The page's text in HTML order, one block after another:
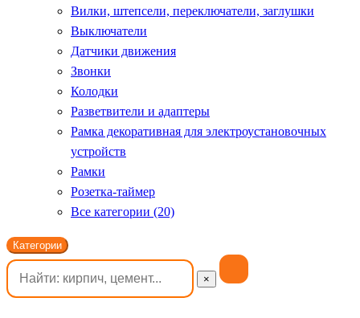
Вилки, штепсели, переключатели, заглушки
Выключатели
Датчики движения
Звонки
Колодки
Разветвители и адаптеры
Рамка декоративная для электроустановочных
устройств
Рамки
Розетка-таймер
Все категории (20)
Категории
×